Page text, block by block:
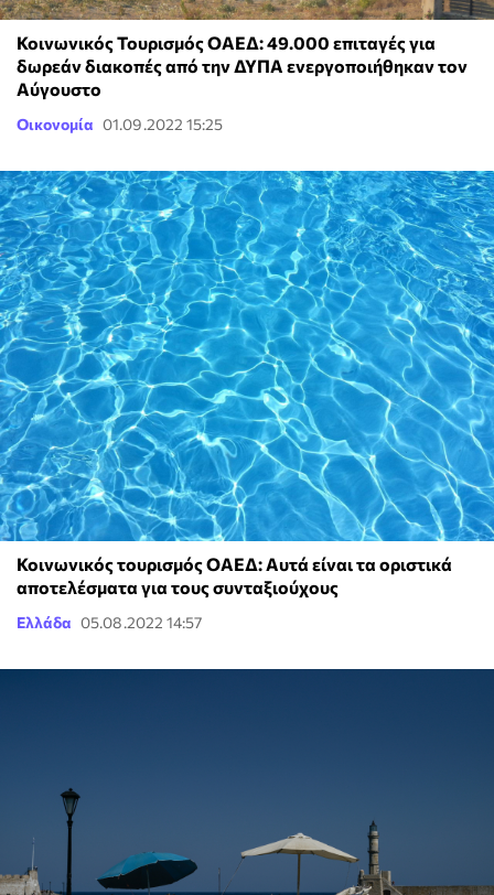
Κοινωνικός Τουρισμός ΟΑΕΔ: 49.000 επιταγές για
δωρεάν διακοπές από την ΔΥΠΑ ενεργοποιήθηκαν τον
Αύγουστο
Οικονομία 01.09.2022 15:25
Κοινωνικός τουρισμός ΟΑΕΔ: Aυτά είναι τα οριστικά
αποτελέσματα για τους συνταξιούχους
Ελλάδα 05.08.2022 14:57